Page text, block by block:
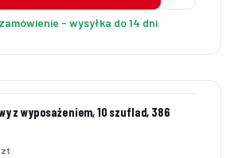
- wysyłka do 14 dni
z wyposażeniem, 10 szuflad, 386